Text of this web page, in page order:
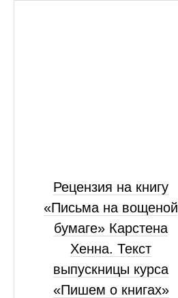
Рецензия на книгу
«Письма на вощеной
бумаге» Карстена
Хенна. Текст
выпускницы курса
«Пишем о книгах»